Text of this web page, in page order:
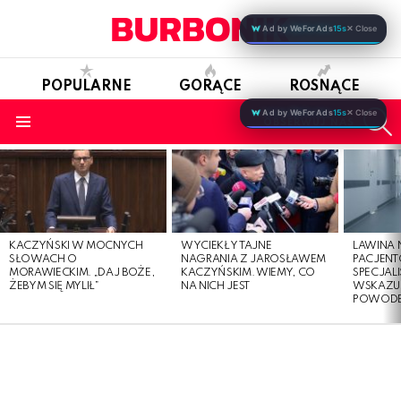
POPULARNE GORĄCE ROSNĄCE
LATEST
KACZYŃSKI W MOCNYCH
SŁOWACH O
MORAWIECKIM. „DAJ BOŻE,
ŻEBYM SIĘ MYLIŁ”
WYCIEKŁY TAJNE
NAGRANIA Z JAROSŁAWEM
KACZYŃSKIM. WIEMY, CO
NA NICH JEST
LAWINA
Ad by WeForAds15s✕ Close
Ad by WeForAds15s✕ Close